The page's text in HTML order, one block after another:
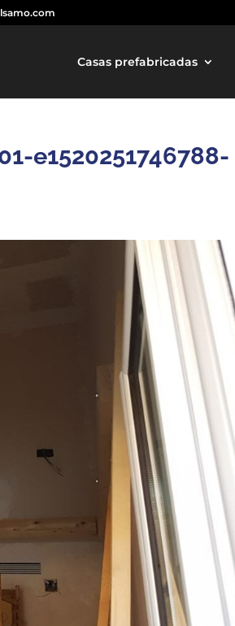
Casas prefabricadas
e1520251746788-